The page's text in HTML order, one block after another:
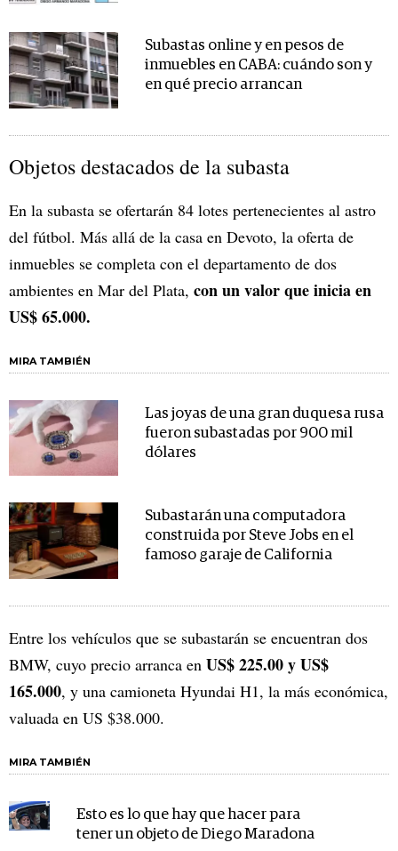
Subastas online y en pesos de
inmuebles en CABA: cuándo son y
en qué precio arrancan
Objetos destacados de la subasta
En la subasta se ofertarán 84 lotes pertenecientes al astro
del fútbol. Más allá de la casa en Devoto, la oferta de
inmuebles se completa con el departamento de dos
ambientes en Mar del Plata, con un valor que inicia en
US$ 65.000.
MIRA TAMBIÉN
Las joyas de una gran duquesa rusa
fueron subastadas por 900 mil
dólares
Subastarán una computadora
construida por Steve Jobs en el
famoso garaje de California
Entre los vehículos que se subastarán se encuentran dos
BMW, cuyo precio arranca en US$ 225.00 y US$
165.000, y una camioneta Hyundai H1, la más económica,
valuada en US $38.000.
MIRA TAMBIÉN
Esto es lo que hay que hacer para
tener un objeto de Diego Maradona